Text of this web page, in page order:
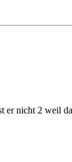
nicht 2 weil